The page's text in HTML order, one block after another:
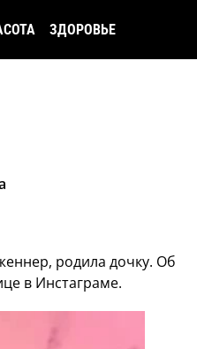
ЗДОРОВЬЕ
родила дочку. Об
в Инстаграме.